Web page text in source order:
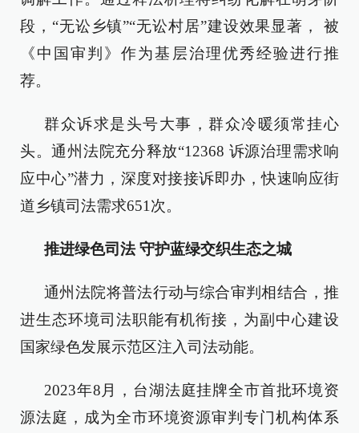
段，“无讼乡镇”“无讼村居”建设效果显著， 被
《中国审判》作为基层治理优秀经验进行推
荐。
群众诉求是头号大事，群众冷暖须常挂心
头。通州法院充分释放“12368 诉源治理需求响
应中心”潜力，深度对接接诉即办，快速响应街
道乡镇司法需求651次。
推进绿色司法 守护蓝绿交织生态之城
通州法院将普法行动与综合审判相结合，推
进生态环境司法职能有机衔接，为副中心建设
国家绿色发展示范区注入司法动能。
2023年8月，台湖法庭挂牌全市首批环境资
源法庭，成为全市环境资源审判专门机构体系